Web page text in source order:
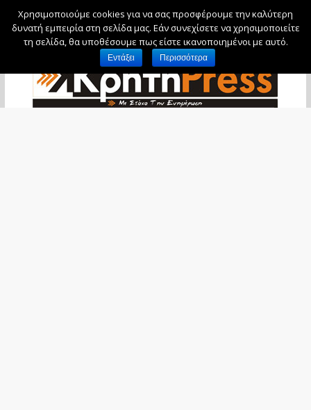
Πέμπτη, 6 Αυγούστου, 2026
Χρησιμοποιούμε cookies για να σας προσφέρουμε την καλύτερη
δυνατή εμπειρία στη σελίδα μας. Εάν συνεχίσετε να χρησιμοποιείτε
τη σελίδα, θα υποθέσουμε πως είστε ικανοποιημένοι με αυτό.
Εντάξει Περισσότερα